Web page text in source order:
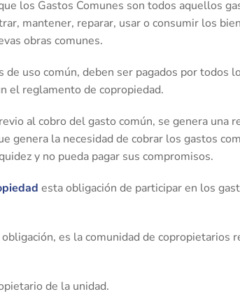
los Gastos Comunes son todos aquellos
mantener, reparar, usar o consumir los
obras comunes.
de uso común, deben ser pagados por todos
el reglamento de copropiedad.
al cobro del gasto común, se genera una
genera la necesidad de cobrar los gastos
y no pueda pagar sus compromisos.
esta obligación de participar en los
es la comunidad de copropietarios
de la unidad.